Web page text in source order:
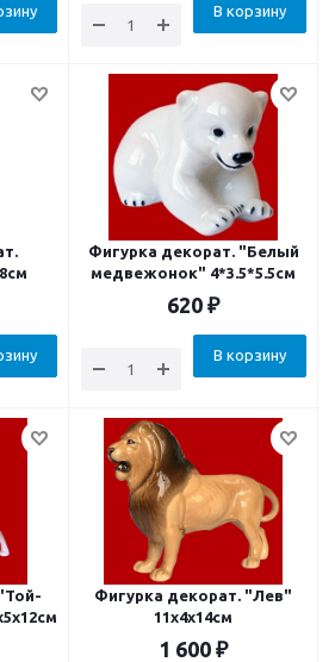
В корзину
Фигурка декорат. "Белый
медвежонок" 4*3.5*5.5см
620 ₽
В корзину
Фигурка декорат. "Лев"
11х4х14см
1 600 ₽